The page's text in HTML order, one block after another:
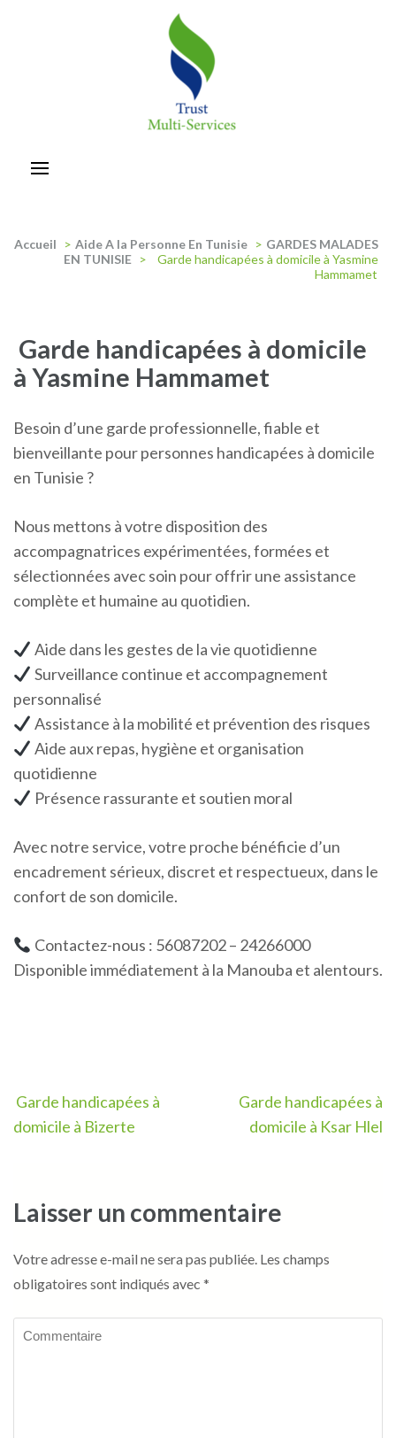
Accueil > Aide A la Personne En Tunisie > GARDES MALADES
EN TUNISIE >
Garde handicapées à domicile à Yasmine
Hammamet
Garde handicapées à domicile
à Yasmine Hammamet
Besoin d’une garde professionnelle, fiable et
bienveillante pour personnes handicapées à domicile
en Tunisie ?
Nous mettons à votre disposition des
accompagnatrices expérimentées, formées et
sélectionnées avec soin pour offrir une assistance
complète et humaine au quotidien.
Aide dans les gestes de la vie quotidienne
Surveillance continue et accompagnement
personnalisé
Assistance à la mobilité et prévention des risques
Aide aux repas, hygiène et organisation
quotidienne
Présence rassurante et soutien moral
Avec notre service, votre proche bénéficie d’un
encadrement sérieux, discret et respectueux, dans le
confort de son domicile.
Contactez-nous : 56087202 – 24266000
Disponible immédiatement à la Manouba et alentours.
Navigation
de
Garde handicapées à
domicile à Bizerte
Garde handicapées à
domicile à Ksar Hlel
Laisser un commentaire
Votre adresse e-mail ne sera pas publiée. Les champs
obligatoires sont indiqués avec *
Commentaire